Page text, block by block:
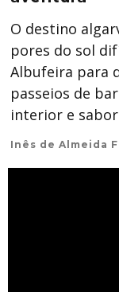
O destino
pores do sol
Albufeira para
passeios de
interior e
Inês de Almeida